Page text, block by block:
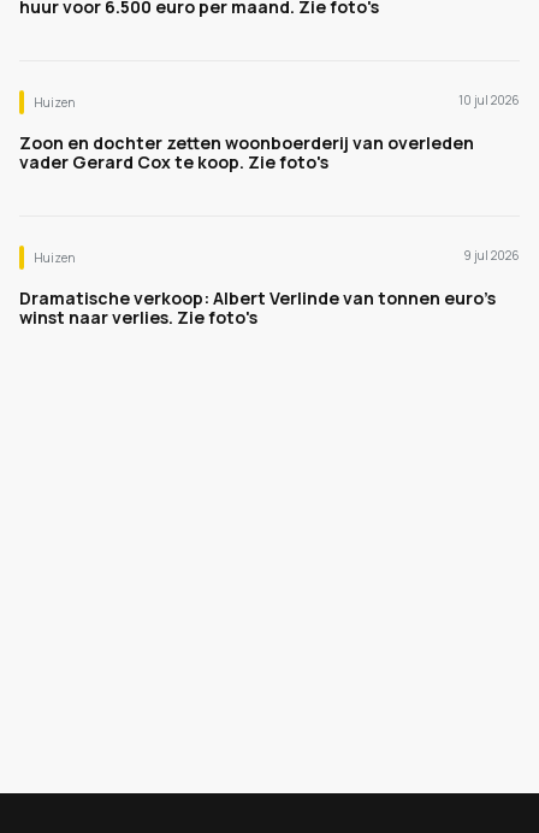
huur voor 6.500 euro per maand. Zie foto's
Huizen 10 jul 2026
Zoon en dochter zetten woonboerderij van overleden
vader Gerard Cox te koop. Zie foto's
Huizen 9 jul 2026
Dramatische verkoop: Albert Verlinde van tonnen euro's
winst naar verlies. Zie foto's